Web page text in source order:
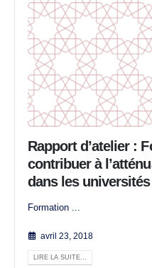
Rapport d’atelier :
contribuer à
dans les
Formation ...
avril 23, 2018
LIRE LA SUITE...